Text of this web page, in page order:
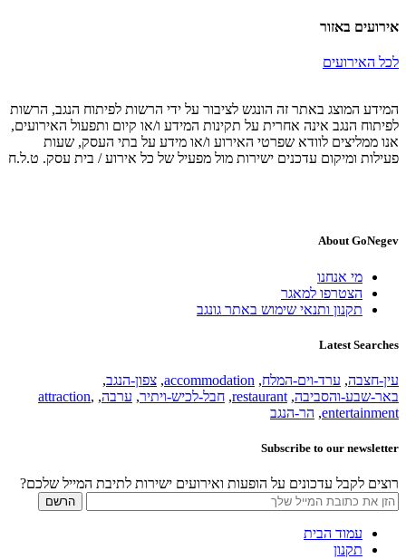
אירועים באזור
לכל האירועים
המידע המוצג באתר זה הונגש לציבור על ידי הרשות לפיתוח הנגב, הרשות
לפיתוח הנגב אינה אחרית על תקינות המידע ו/או קיום ותפעול האירועים,
אנו ממליצים לוודא שפרטי האירוע ו/או מידע על בתי העסק, שעות
פעילות ומיקום עדכנים ישירות מול מפעיל של כל אירוע / בית עסק. ט.ל.ח
About GoNegev
מי אנחנו
הצטרפו למאגר
תקנון ותנאי שימוש באתר גונגב
Latest Searches
עין-חצבה, ערד-וים-המלח,
accommodation
, צפון-הנגב,
באר-שבע-והסביבה,
restaurant
, חבל-לכיש-ויתיר, ערבה,
attraction,
entertainment
, הר-הנגב
Subscribe to our newsletter
רוצים לקבל עדכונים על הופעות ואירועים ישירות לתיבת המייל שלכם?
עמוד הבית
תקנון